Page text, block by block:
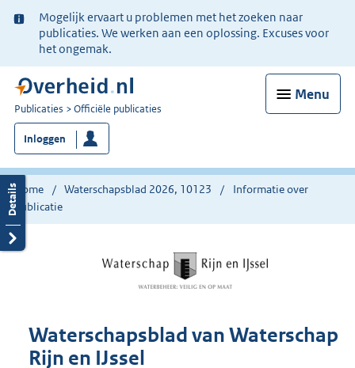
Ter
informatie:
Mogelijk ervaart u problemen met het zoeken naar
publicaties. We werken aan een oplossing. Excuses voor
het ongemak.
Menu
U
bent
nu
hier:
Publicaties Officiële publicaties
Inloggen
Home Waterschapsblad 2026, 10123
Informatie over
publicatie
Waterschapsblad van Waterschap
Rijn en IJssel